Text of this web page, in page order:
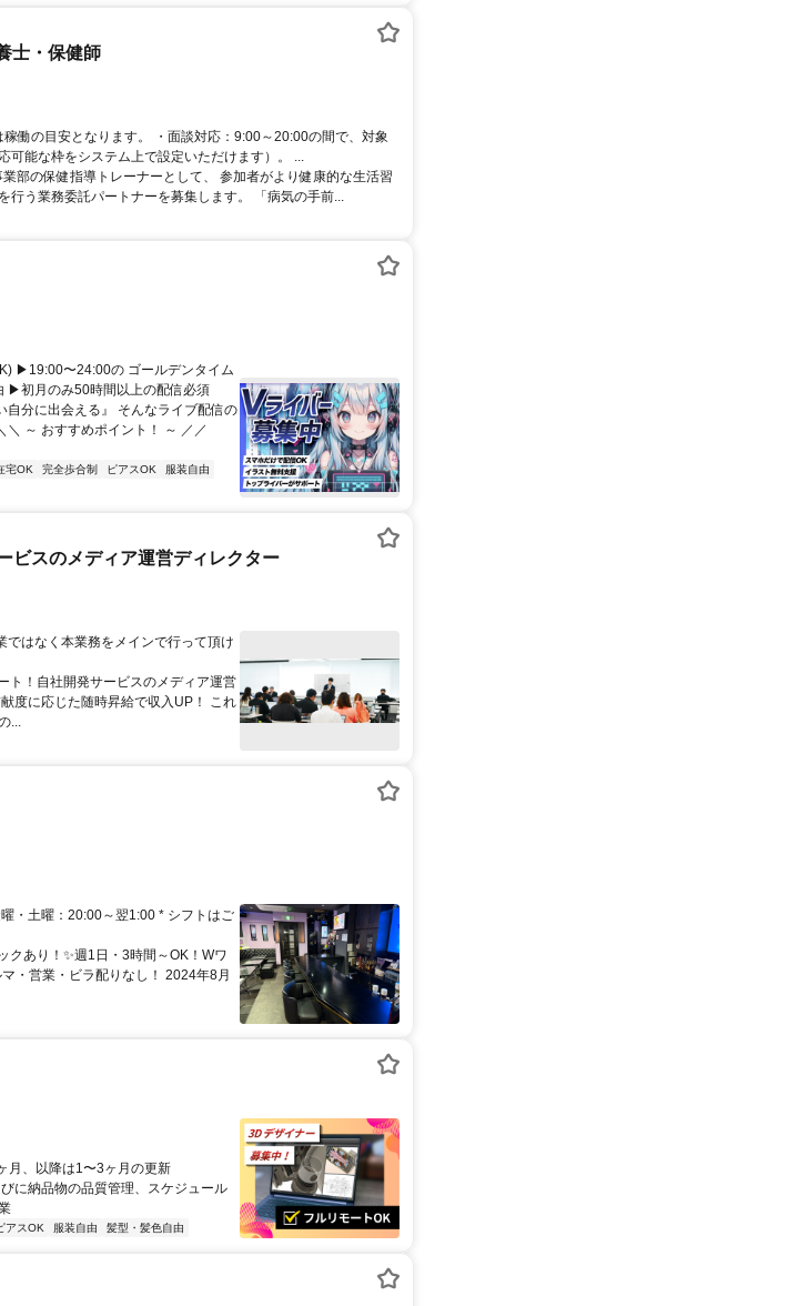
士・保健師
働の目安となります。 ・面談対応：9:00～20:00の間で、対象
能な枠をシステム上で設定いただけます）。 ...
部の保健指導トレーナーとして、 参加者がより健康的な生活習
行う業務委託パートナーを募集します。 「病気の手前...
▶19:00〜24:00の ゴールデンタイム
▶初月のみ50時間以上の配信必須
自分に出会える』 そんなライブ配信の
～ おすすめポイント！ ～ ／／
宅OK 完全歩合制 ピアスOK
服装自由
ビスのメディア運営ディレクター
はなく本業務をメインで行って頂け
ト！自社開発サービスのメディア運営
度に応じた随時昇給で収入UP！ これ
...
・土曜：20:00～翌1:00 * シフトはご
クあり！✨週1日・3時間～OK！Wワ
・営業・ビラ配りなし！ 2024年8月
月、以降は1〜3ヶ月の更新
に納品物の品質管理、スケジュール
アスOK 服装自由 髪型・髪色自由